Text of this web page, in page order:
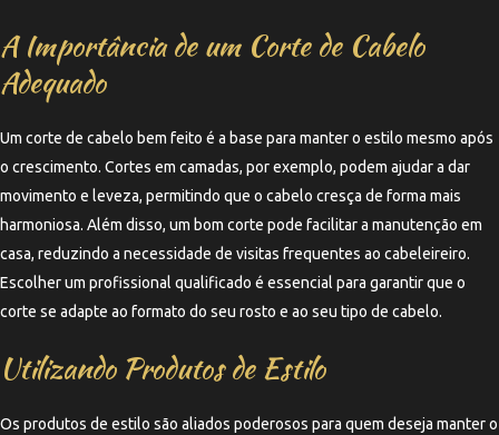
A Importância de um Corte de Cabelo
Adequado
Um corte de cabelo bem feito é a base para manter o estilo mesmo após
o crescimento. Cortes em camadas, por exemplo, podem ajudar a dar
movimento e leveza, permitindo que o cabelo cresça de forma mais
harmoniosa. Além disso, um bom corte pode facilitar a manutenção em
casa, reduzindo a necessidade de visitas frequentes ao cabeleireiro.
Escolher um profissional qualificado é essencial para garantir que o
corte se adapte ao formato do seu rosto e ao seu tipo de cabelo.
Utilizando Produtos de Estilo
Os produtos de estilo são aliados poderosos para quem deseja manter o